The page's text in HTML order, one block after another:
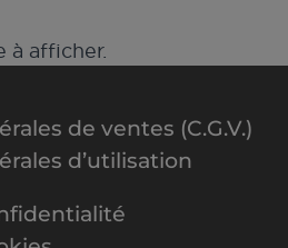
à afficher.
de ventes (C.G.V.)
d’utilisation